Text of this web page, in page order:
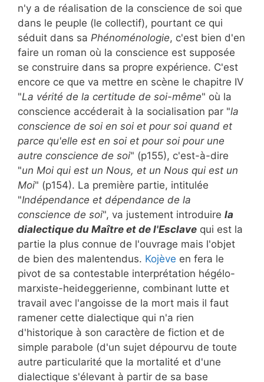
n'y a de réalisation de la conscience de soi que
dans le peuple (le collectif), pourtant ce qui
séduit dans sa Phénoménologie, c'est bien d'en
faire un roman où la conscience est supposée
se construire dans sa propre expérience. C'est
encore ce que va mettre en scène le chapitre IV
"La vérité de la certitude de soi-même" où la
conscience accéderait à la socialisation par "la
conscience de soi en soi et pour soi quand et
parce qu'elle est en soi et pour soi pour une
autre conscience de soi" (p155), c'est-à-dire
"un Moi qui est un Nous, et un Nous qui est un
Moi" (p154). La première partie, intitulée
"Indépendance et dépendance de la
conscience de soi", va justement introduire la
dialectique du Maître et de l'Esclave qui est la
partie la plus connue de l'ouvrage mais l'objet
de bien des malentendus. Kojève en fera le
pivot de sa contestable interprétation hégélo-
marxiste-heideggerienne, combinant lutte et
travail avec l'angoisse de la mort mais il faut
ramener cette dialectique qui n'a rien
d'historique à son caractère de fiction et de
simple parabole (d'un sujet dépourvu de toute
autre particularité que la mortalité et d'une
dialectique s'élevant à partir de sa base